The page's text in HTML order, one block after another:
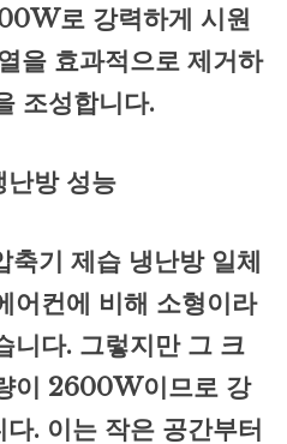
로 강력하게 시원
을 효과적으로 제거하
조성합니다.
난방 성능
기 제습 냉난방 일체
어컨에 비해 소형이라
니다. 그렇지만 그 크
이 2600W이므로 강
. 이는 작은 공간부터